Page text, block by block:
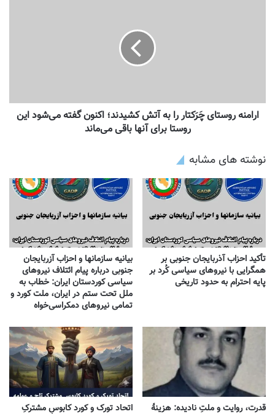
ارامنه روستای چَرَکتار را به آتش کشیدند؛ اکنون گفته می‌شود این
روستا برای آنها باقی می‌ماند
نوشته های مشابه
تأکید احزاب آذربایجان جنوبی بر
همگرایی با نیروهای سیاسی کُرد بر
پایه احترام به حدود تاریخی
بیانیه سازمانها و احزاب آزربایجان
جنوبی درباره پیام ائتلاف نیروهای
سیاسی کوردستان ایران: خطاب به
ملل تحت ستم در ایران، ملت کورد و
تمامی نیروهای دمکراسی‌خواه
قدرت، روایت و ملتِ نادیده: هزینهٔ
اتحاد تورک و کورد کابوسِ مشترکِ